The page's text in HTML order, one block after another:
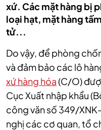
xứ. Các mặt hàng bị
loại hạt, mặt hàng
tử...
Do vậy, để phòng
và đảm bảo các lô
xứ hàng hóa(C/O)
Cục Xuất nhập khẩu
công văn số 349/
nghị các cơ quan, tổ